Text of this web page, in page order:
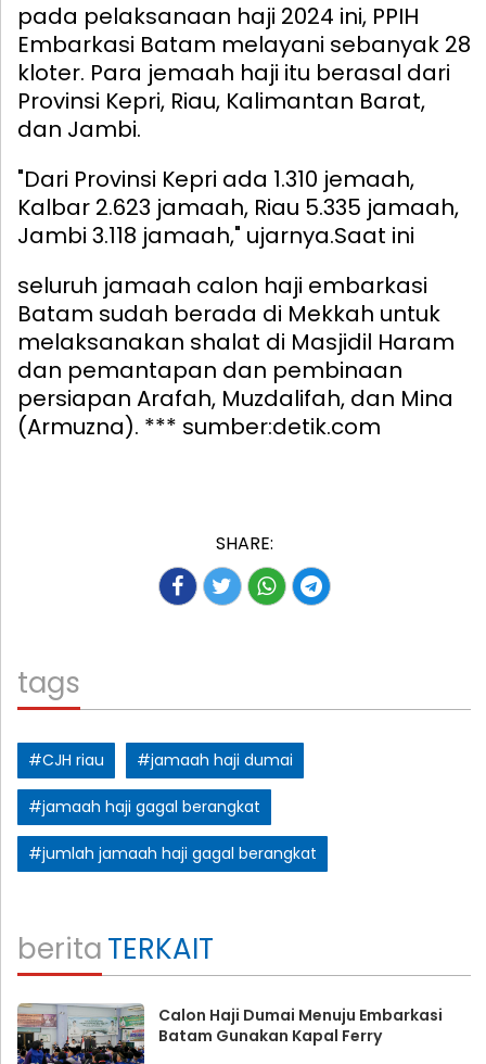
pada pelaksanaan haji 2024 ini, PPIH
Embarkasi Batam melayani sebanyak 28
kloter. Para jemaah haji itu berasal dari
Provinsi Kepri, Riau, Kalimantan Barat,
dan Jambi.
"Dari Provinsi Kepri ada 1.310 jemaah,
Kalbar 2.623 jamaah, Riau 5.335 jamaah,
Jambi 3.118 jamaah," ujarnya.Saat ini
seluruh jamaah calon haji embarkasi
Batam sudah berada di Mekkah untuk
melaksanakan shalat di Masjidil Haram
dan pemantapan dan pembinaan
persiapan Arafah, Muzdalifah, dan Mina
(Armuzna). *** sumber:detik.com
SHARE:
tags
#CJH riau #jamaah haji dumai
#jamaah haji gagal berangkat
#jumlah jamaah haji gagal berangkat
beritaTERKAIT
Calon Haji Dumai Menuju Embarkasi
Batam Gunakan Kapal Ferry